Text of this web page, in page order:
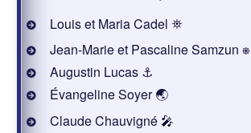
Louis et Maria Cadel ⛯
Jean-Marie et Pascaline Samzun ⎈
Augustin Lucas ⚓
Évangeline Soyer 🌏
Claude Chauvigné 🎤